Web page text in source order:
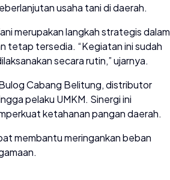
usaha tani di daerah.
merupakan langkah strategis dalam
tetap tersedia. “Kegiatan ini sudah
secara rutin,” ujarnya.
Cabang Belitung, distributor
pelaku UMKM. Sinergi ini
ketahanan pangan daerah.
membantu meringankan beban